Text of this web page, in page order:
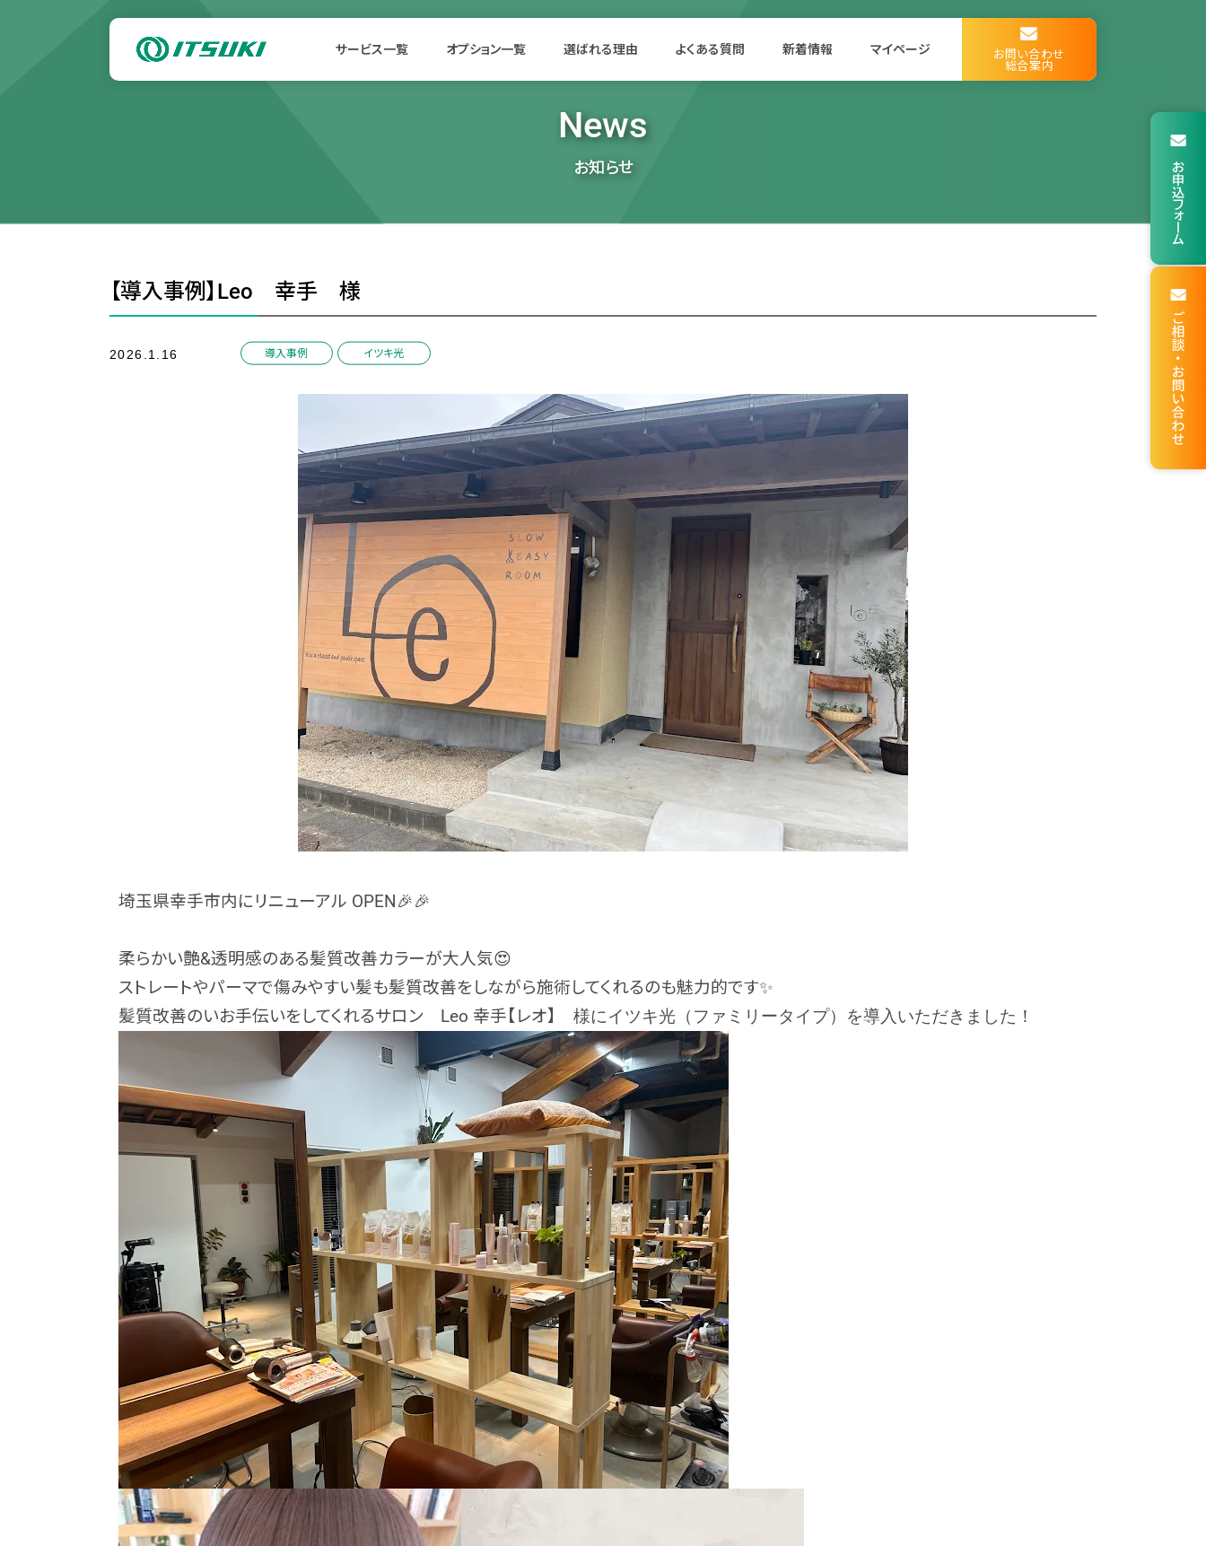
サービス一覧 オプション一覧 選ばれる理由 よくある質問 新着情報 マイページ
お問い合わせ
総合案内
News
お知らせ
【導入事例】Leo 幸手 様
2026.1.16 導入事例 / イツキ光
埼玉県幸手市内にリニューアル OPEN🎉🎉
柔らかい艶&透明感のある髪質改善カラーが大人気😍
ストレートやパーマで傷みやすい髪も髪質改善をしながら施術してくれるのも魅力的です✨
髪質改善のいお手伝いをしてくれるサロン
Leo 幸手【レオ】 様にイツキ光（ファミリータイプ）を導入いただきました！